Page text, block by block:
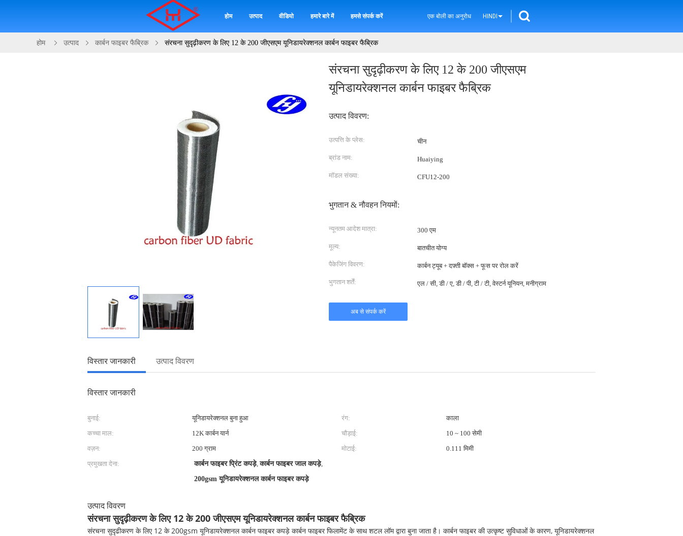
होम उत्पाद वीडियो हमारे बारे में हमसे संपर्क करें एक बोली का अनुरोध HINDI
होम उत्पाद कार्बन फाइबर फैब्रिक संरचना सुदृढ़ीकरण के लिए 12 के 200 जीएसएम यूनिडायरेक्शनल कार्बन फाइबर फैब्रिक
संरचना सुदृढ़ीकरण के लिए 12 के 200 जीएसएम
यूनिडायरेक्शनल कार्बन फाइबर फैब्रिक
उत्पाद विवरण:
उत्पत्ति के प्लेस: चीन
ब्रांड नाम: Huaiying
मॉडल संख्या: CFU12-200
भुगतान & नौवहन नियमों:
न्यूनतम आदेश मात्रा: 300 एम
मूल्य: बातचीत योग्य
पैकेजिंग विवरण: कार्बन ट्यूब + दफ़्ती बॉक्स + फूस पर रोल करें
भुगतान शर्तें: एल / सी, डी / ए, डी / पी, टी / टी, वेस्टर्न यूनियन, मनीग्राम
अब से संपर्क करें
विस्तार जानकारी उत्पाद विवरण
विस्तार जानकारी
बुनाई: यूनिडायरेक्शनल बुना हुआ रंग:
काला
कच्चा माल:
12K कार्बन यार्न चौड़ाई:
10 ~ 100 सेमी
वज़न:
200 ग्राम मोटाई:
0.111 मिमी
प्रमुखता देना:
कार्बन फाइबर प्रिंट कपड़े,कार्बन फाइबर जाल कपड़े,
200gsm यूनिडायरेक्शनल कार्बन फाइबर कपड़े
उत्पाद विवरण
संरचना सुदृढ़ीकरण के लिए 12 के 200 जीएसएम यूनिडायरेक्शनल कार्बन फाइबर फैब्रिक
संरचना सुदृढीकरण के लिए 12 के 200gsm यूनिडायरेक्शनल कार्बन फाइबर कपड़े कार्बन फाइबर फिलामेंट के साथ शटल लॉम द्वारा बुना जाता है। कार्बन फाइबर की उत्कृष्ट सुविधाओं के कारण, यूनिडायरेक्शनल